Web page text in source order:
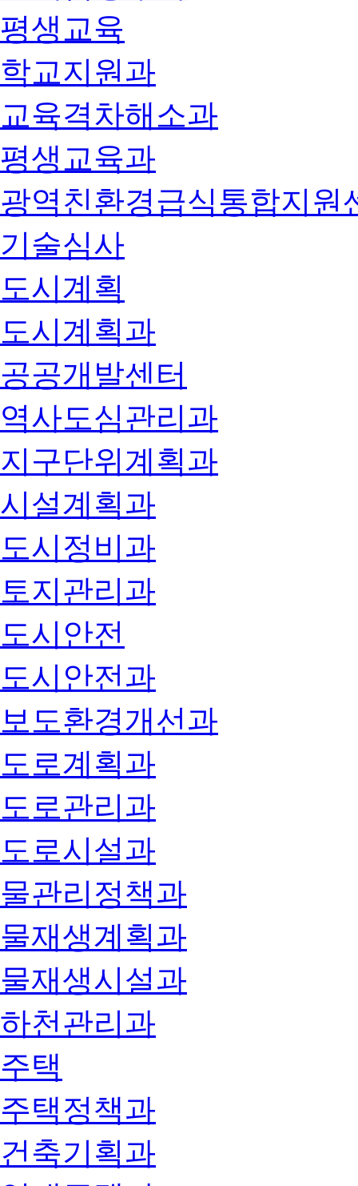
평생교육
학교지원과
교육격차해소과
평생교육과
광역친환경급식통합지원
기술심사
도시계획
도시계획과
공공개발센터
역사도심관리과
지구단위계획과
시설계획과
도시정비과
토지관리과
도시안전
도시안전과
보도환경개선과
도로계획과
도로관리과
도로시설과
물관리정책과
물재생계획과
물재생시설과
하천관리과
주택
주택정책과
건축기획과